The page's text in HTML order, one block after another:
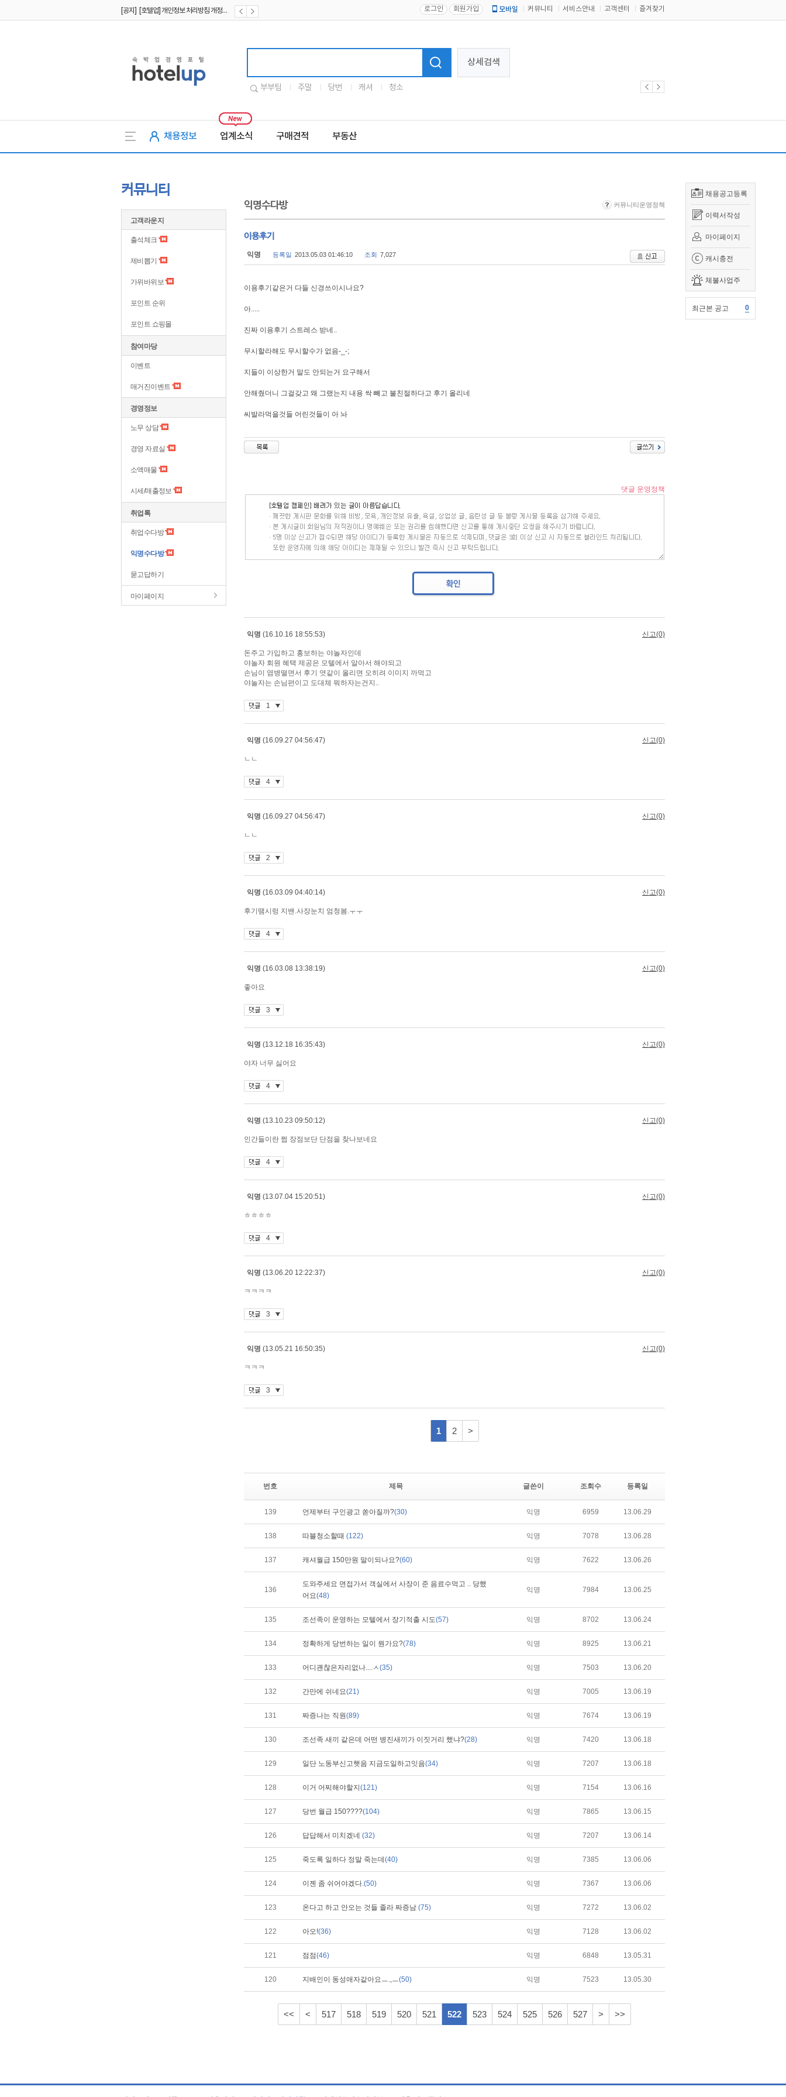
로그인 회원가입 모바일 커뮤니티 서비스안내 고객센터 즐겨찾기
상세검색
부부팀 주말 당번 캐셔 청소
채용정보 업계소식 구매견적 부동산
채용공고등록
이력서작성
마이페이지
캐시충전
체불사업주
최근본 공고 0
커뮤니티
고객라운지
출석체크
제비뽑기
가위바위보
포인트 순위
포인트 쇼핑몰
참여마당
이벤트
매거진이벤트
경영정보
노무 상담
경영 자료실
소액매물
시세/매출정보
취업톡
취업수다방
익명수다방
묻고답하기
마이페이지
익명수다방 커뮤니티운영정책
이용후기
익명 등록일 2013.05.03 01:46:10 조회 7,027
이용후기같은거 다들 신경쓰이시나요?
아.....
진짜 이용후기 스트레스 받네..
무시할라해도 무시할수가 없음-_-;
지들이 이상한거 말도 안되는거 요구해서
안해줬더니 그걸갖고 왜 그랬는지 내용 싹 빼고 불친절하다고 후기 올리네
씨발라먹을것들 어린것들이 아 놔
번호 제목 글쓴이 조회수 등록일
139 언제부터 구인광고 쏟아질까?(30) 익명 6959 13.06.29
138 따블청소할때 (122) 익명 7078 13.06.28
137 캐셔월급 150만원 말이되나요?(60) 익명 7622 13.06.26
136
도와주세요 면접가서 객실에서 사장이 준 음료수먹고 .. 당했
어요(48)
익명 7984 13.06.25
135 조선족이 운영하는 모텔에서 장기적출 시도(57) 익명 8702 13.06.24
134 정확하게 당번하는 일이 뭔가요?(78) 익명 8925 13.06.21
133 어디괜찮은자리없나....ㅅ(35) 익명 7503 13.06.20
132 간만에 쉬네요(21) 익명 7005 13.06.19
131 짜증나는 직원(89) 익명 7674 13.06.19
130 조선족 새끼 같은데 어떤 병진새끼가 이짓거리 했냐?(28) 익명 7420 13.06.18
129 일단 노동부신고햇음 지금도일하고잇음(34) 익명 7207 13.06.18
128 이거 어찌해야할지 (121) 익명 7154 13.06.16
127 당번 월급 150????(104) 익명 7865 13.06.15
126 답답해서 미치겠네 (32) 익명 7207 13.06.14
125 죽도록 일하다 정말 죽는데 (40) 익명 7385 13.06.06
124 이젠 좀 쉬어야겠다.(50) 익명 7367 13.06.06
123 온다고 하고 안오는 것들 졸라 짜증남 (75) 익명 7272 13.06.02
122 아오!(36) 익명 7128 13.06.02
121 점점(46) 익명 6848 13.05.31
120 지배인이 동성애자같아요ㅡ.,ㅡ(50) 익명 7523 13.05.30
<< < 517 518 519 520 521 522 523 524 525 526 527 > >>